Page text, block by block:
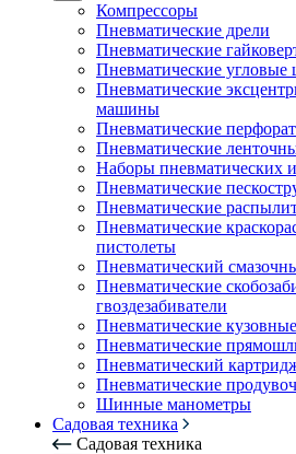
Компрессоры
Пневматические дрели
Пневматические
Пневматические
Пневматические
машины
Пневматические
Пневматические
Наборы пневматических
Пневматические
Пневматические
Пневматические
пистолеты
Пневматический
Пневматические
гвоздезабиватели
Пневматические
Пневматические
Пневматический
Пневматические
Шинные манометры
Садовая техника
Садовая техника